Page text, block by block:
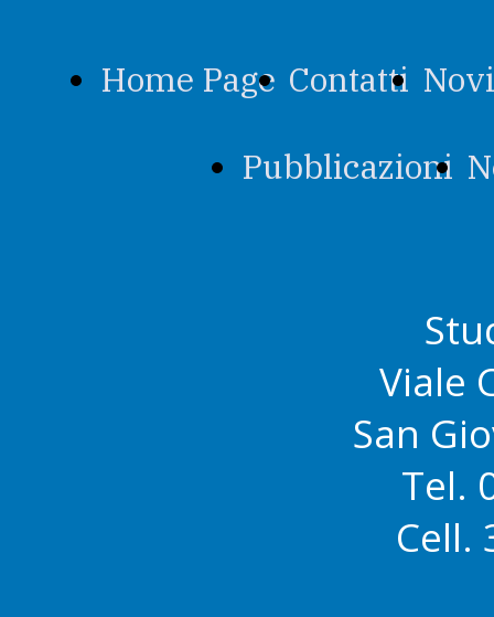
Home Page Contatti
Pubblicazioni
Viale
San
Tel.
Cell.